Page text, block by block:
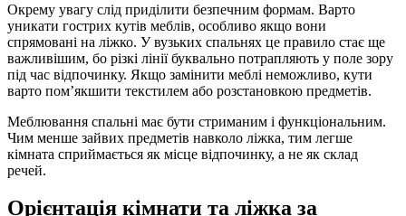
Окрему увагу слід приділити безпечним формам. Варто
уникати гострих кутів меблів, особливо якщо вони
спрямовані на ліжко. У вузьких спальнях це правило стає ще
важливішим, бо різкі лінії буквально потрапляють у поле зору
під час відпочинку. Якщо замінити меблі неможливо, кути
варто пом’якшити текстилем або розстановкою предметів.
Меблювання спальні має бути стриманим і функціональним.
Чим менше зайвих предметів навколо ліжка, тим легше
кімната сприймається як місце відпочинку, а не як склад
речей.
Орієнтація кімнати та ліжка за